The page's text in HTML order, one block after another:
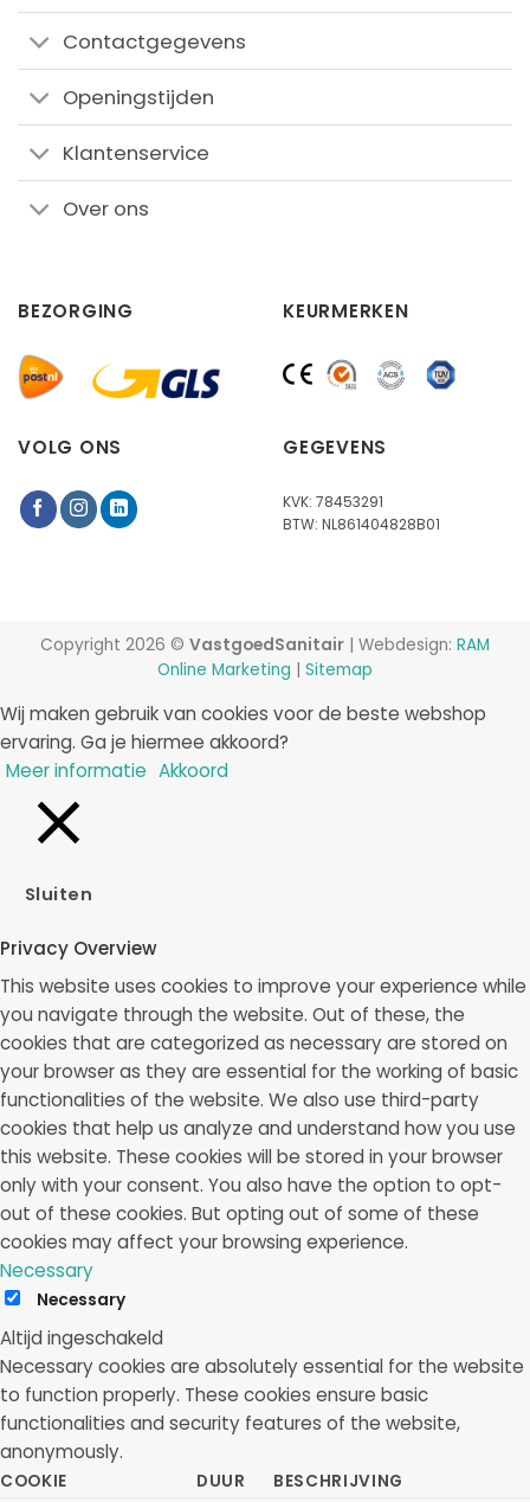
Contactgegevens
Openingstijden
Klantenservice
Over ons
BEZORGING KEURMERKEN
VOLG ONS GEGEVENS
KVK: 78453291
BTW: NL861404828B01
Copyright 2026 © VastgoedSanitair | Webdesign: RAM
Online Marketing | Sitemap
Wij maken gebruik van cookies voor de beste webshop
ervaring. Ga je hiermee akkoord?
Meer informatie Akkoord
Sluiten
Privacy Overview
This website uses cookies to improve your experience while
you navigate through the website. Out of these, the
cookies that are categorized as necessary are stored on
your browser as they are essential for the working of basic
functionalities of the website. We also use third-party
cookies that help us analyze and understand how you use
this website. These cookies will be stored in your browser
only with your consent. You also have the option to opt-
out of these cookies. But opting out of some of these
cookies may affect your browsing experience.
Necessary
Necessary
Altijd ingeschakeld
Necessary cookies are absolutely essential for the website
to function properly. These cookies ensure basic
functionalities and security features of the website,
anonymously.
COOKIE DUUR BESCHRIJVING